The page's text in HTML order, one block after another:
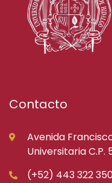
Contacto
Avenida
Universitaria C.P.
(+52) 443 322